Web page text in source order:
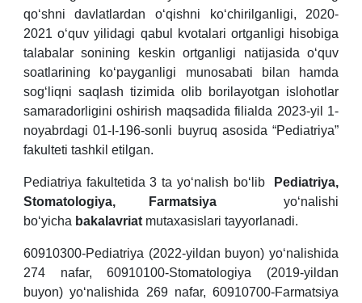
qo‘shni davlatlardan o‘qishni ko‘chirilganligi, 2020-
2021 o‘quv yilidagi qabul kvotalari ortganligi hisobiga
talabalar sonining keskin ortganligi natijasida o‘quv
soatlarining ko‘payganligi munosabati bilan hamda
sog‘liqni saqlash tizimida olib borilayotgan islohotlar
samaradorligini oshirish maqsadida filialda 2023-yil 1-
noyabrdagi 01-I-196-sonli buyruq asosida “Pediatriya”
fakulteti tashkil etilgan.
Pediatriya fakultetida 3 ta yo‘nalish bo‘lib Pediatriya,
Stomatologiya,
Farmatsiya
yo‘nalishi
bo‘yicha bakalavriatmutaxasislari tayyorlanadi.
60910300-Pediatriya (2022-yildan buyon) yo‘nalishida
274 nafar, 60910100-Stomatologiya (2019-yildan
buyon) yo‘nalishida 269 nafar, 60910700-Farmatsiya